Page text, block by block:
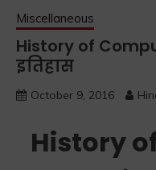
Miscellaneous
History of
इतिहास
October 9, 2016
History